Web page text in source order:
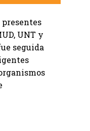
UNT y
seguida